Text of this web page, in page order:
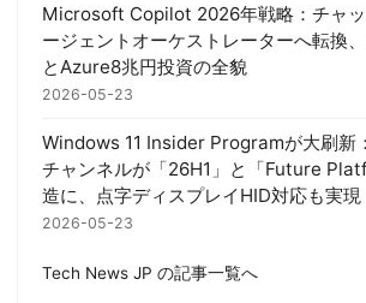
Microsoft Copilot 2026年戦略：チャ
ージェントオーケストレーターへ転換
とAzure8兆円投資の全貌
2026-05-23
Windows 11 Insider Programが大刷新
チャンネルが「26H1」と「Future
造に、点字ディスプレイHID対応も実現
2026-05-23
Tech News JP の記事一覧へ